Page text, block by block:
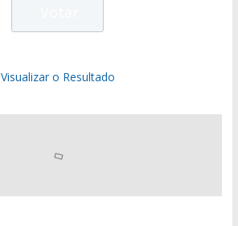
Visualizar o Resultado